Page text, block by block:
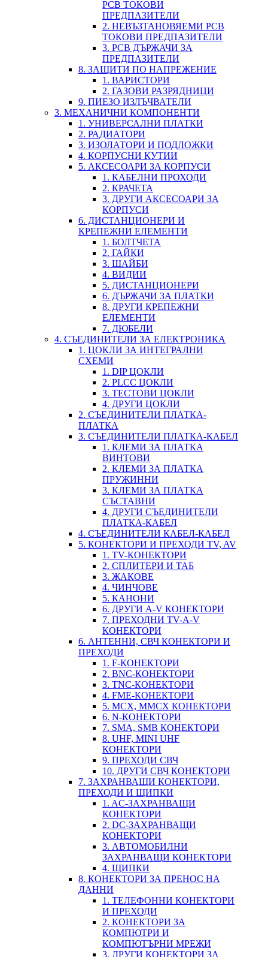
PCB ТОКОВИ
ПРЕДПАЗИТЕЛИ
2. НЕВЪЗТАНОВЯЕМИ PCB
ТОКОВИ ПРЕДПАЗИТЕЛИ
3. PCB ДЪРЖАЧИ ЗА
ПРЕДПАЗИТЕЛИ
8. ЗАЩИТИ ПО НАПРЕЖЕНИЕ
1. ВАРИСТОРИ
2. ГАЗОВИ РАЗРЯДНИЦИ
9. ПИЕЗО ИЗЛЪЧВАТЕЛИ
3. МЕХАНИЧНИ КОМПОНЕНТИ
1. УНИВЕРСАЛНИ ПЛАТКИ
2. РАДИАТОРИ
3. ИЗОЛАТОРИ И ПОДЛОЖКИ
4. КОРПУСНИ КУТИИ
5. АКСЕСОАРИ ЗА КОРПУСИ
1. КАБЕЛНИ ПРОХОДИ
2. КРАЧЕТА
3. ДРУГИ АКСЕСОАРИ ЗА
КОРПУСИ
6. ДИСТАНЦИОНЕРИ И
КРЕПЕЖНИ ЕЛЕМЕНТИ
1. БОЛТЧЕТА
2. ГАЙКИ
3. ШАЙБИ
4. ВИДИИ
5. ДИСТАНЦИОНЕРИ
6. ДЪРЖАЧИ ЗА ПЛАТКИ
8. ДРУГИ КРЕПЕЖНИ
ЕЛЕМЕНТИ
7. ДЮБЕЛИ
4. СЪЕДИНИТЕЛИ ЗА ЕЛЕКТРОНИКА
1. ЦОКЛИ ЗА ИНТЕГРАЛНИ
СХЕМИ
1. DIP ЦОКЛИ
2. PLCC ЦОКЛИ
3. ТЕСТОВИ ЦОКЛИ
4. ДРУГИ ЦОКЛИ
2. СЪЕДИНИТЕЛИ ПЛАТКА-
ПЛАТКА
3. СЪЕДИНИТЕЛИ ПЛАТКА-КАБЕЛ
1. КЛЕМИ ЗА ПЛАТКА
ВИНТОВИ
2. КЛЕМИ ЗА ПЛАТКА
ПРУЖИННИ
3. КЛЕМИ ЗА ПЛАТКА
СЪСТАВНИ
4. ДРУГИ СЪЕДИНИТЕЛИ
ПЛАТКА-КАБЕЛ
4. СЪЕДИНИТЕЛИ КАБЕЛ-КАБЕЛ
5. КОНЕКТОРИ И ПРЕХОДИ TV, AV
1. TV-КОНЕКТОРИ
2. СПЛИТЕРИ И ТАБ
3. ЖАКОВЕ
4. ЧИНЧОВЕ
5. КАНОНИ
6. ДРУГИ A-V КОНЕКТОРИ
7. ПРЕХОДНИ TV-A-V
КОНЕКТОРИ
6. АНТЕННИ, СВЧ КОНЕКТОРИ И
ПРЕХОДИ
1. F-КОНЕКТОРИ
2. BNC-КОНЕКТОРИ
3. TNC-КОНЕКТОРИ
4. FME-КОНЕКТОРИ
5. MCX, MMCX КОНЕКТОРИ
6. N-КОНЕКТОРИ
7. SMA, SMB КОНЕКТОРИ
8. UHF, MINI UHF
КОНЕКТОРИ
9. ПРЕХОДИ СВЧ
10. ДРУГИ СВЧ КОНЕКТОРИ
7. ЗАХРАНВАЩИ КОНЕКТОРИ,
ПРЕХОДИ И ЩИПКИ
1. AC-ЗАХРАНВАЩИ
КОНЕКТОРИ
2. DC-ЗАХРАНВАЩИ
КОНЕКТОРИ
3. АВТОМОБИЛНИ
ЗАХРАНВАЩИ КОНЕКТОРИ
4. ЩИПКИ
8. КОНЕКТОРИ ЗА ПРЕНОС НА
ДАННИ
1. ТЕЛЕФОННИ КОНЕКТОРИ
И ПРЕХОДИ
2. КОНЕКТОРИ ЗА
КОМПЮТРИ И
КОМПЮТЪРНИ МРЕЖИ
3. ДРУГИ КОНЕКТОРИ ЗА